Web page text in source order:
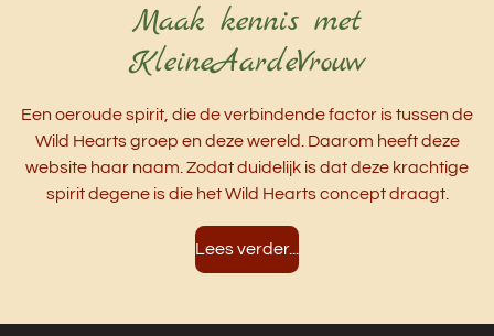
Maak kennis met
KleineAardeVrouw
Een oeroude spirit, die de verbindende factor is tussen de
Wild Hearts groep en deze wereld. Daarom heeft deze
website haar naam. Zodat duidelijk is dat deze krachtige
spirit degene is die het Wild Hearts concept draagt.
Lees verder...